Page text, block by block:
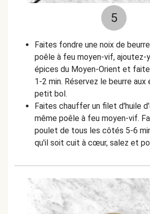
5
Faites fondre une noix de
poêle à feu moyen-vif, ajoutez-
épices du Moyen-Orient et
1-2 min. Réservez le beurre aux
petit bol.
Faites chauffer un filet d'huile
même poêle à feu moyen-vif.
poulet de tous les côtés 5-6
qu'il soit cuit à cœur, salez et